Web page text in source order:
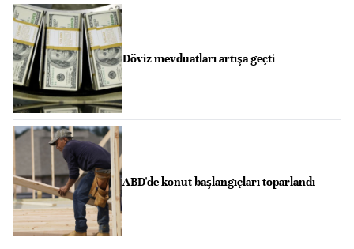
Döviz mevduatları artışa geçti
ABD'de konut başlangıçları toparlandı